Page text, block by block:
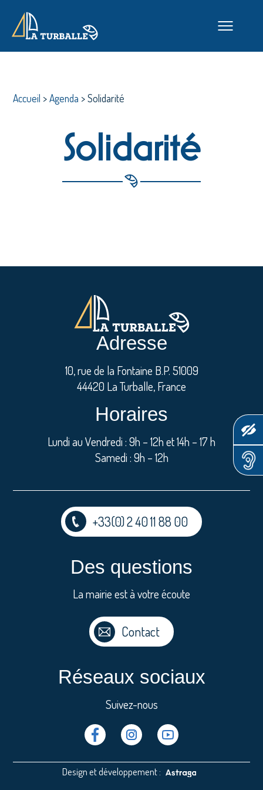
Accueil >Agenda >Solidarité
Solidarité
Adresse
10, rue de la Fontaine B.P. 51009
44420 La Turballe, France
Horaires
Lundi au Vendredi : 9h – 12h et 14h – 17 h
Samedi : 9h – 12h
+33(0) 2 40 11 88 00
Des questions
La mairie est à votre écoute
Contact
Réseaux sociaux
Suivez-nous
Facebook Instragram
Design et développement :